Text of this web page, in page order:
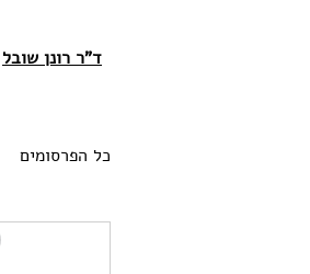
ד"ר רונן שובל
כל הפרסומים